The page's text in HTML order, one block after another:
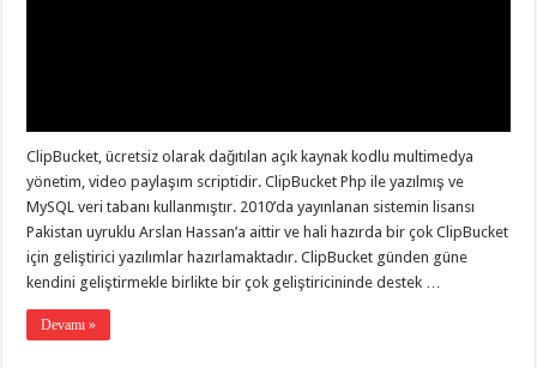
ClipBucket, ücretsiz olarak dağıtılan açık kaynak kodlu multimedya
yönetim, video paylaşım scriptidir. ClipBucket Php ile yazılmış ve
MySQL veri tabanı kullanmıştır. 2010’da yayınlanan sistemin lisansı
Pakistan uyruklu Arslan Hassan’a aittir ve hali hazırda bir çok ClipBucket
için geliştirici yazılımlar hazırlamaktadır. ClipBucket günden güne
kendini geliştirmekle birlikte bir çok geliştiricininde destek …
Devamı »